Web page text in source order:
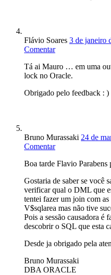
Flávio Soares 3 de janeiro
Comentar
Tá ai Mauro … em uma
lock no Oracle.
Obrigado pelo feedback : )
Bruno Murassaki 24 de
Comentar
Boa tarde Flavio Parabens
Gostaria de saber se você
verificar qual o DML que
tentei fazer um join com
V$sqlarea mas não tive
Pois a sessão causadora é
descobrir o SQL que esta
Desde ja obrigado pela
Bruno Murassaki
DBA ORACLE